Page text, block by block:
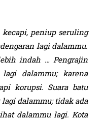
kecapi, peniup seruling
lagi dalammu.
indah … Pengrajin
lagi dalammu; karena
korupsi. Suara batu
dalammu; tidak ada
dalammulagi. Kota